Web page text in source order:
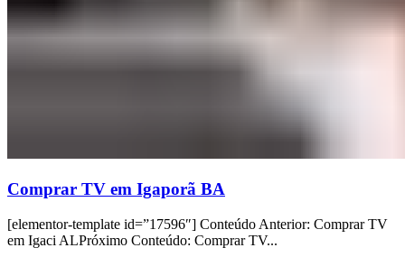
Comprar TV em Igaporã BA
[elementor-template id=”17596″] Conteúdo Anterior: Comprar TV
em Igaci ALPróximo Conteúdo: Comprar TV...